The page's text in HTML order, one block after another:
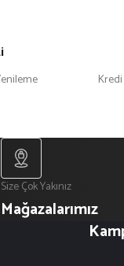
Size Çok Yakınız
Mağazalarımız